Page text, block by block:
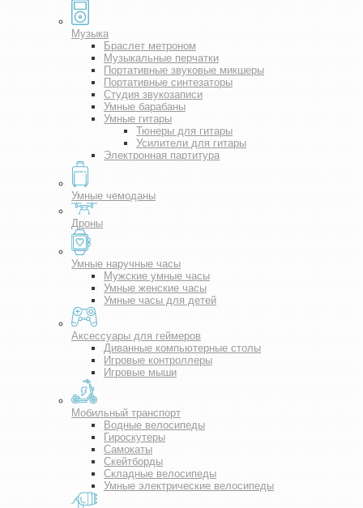
Музыка
Браслет метроном
Музыкальные перчатки
Портативные звуковые микшеры
Портативные синтезаторы
Студия звукозаписи
Умные барабаны
Умные гитары
Тюнеры для гитары
Усилители для гитары
Электронная партитура
Умные чемоданы
Дроны
Умные наручные часы
Мужские умные часы
Умные женские часы
Умные часы для детей
Аксессуары для геймеров
Диванные компьютерные столы
Игровые контроллеры
Игровые мыши
Мобильный транспорт
Водные велосипеды
Гироскутеры
Самокаты
Скейтборды
Складные велосипеды
Умные электрические велосипеды